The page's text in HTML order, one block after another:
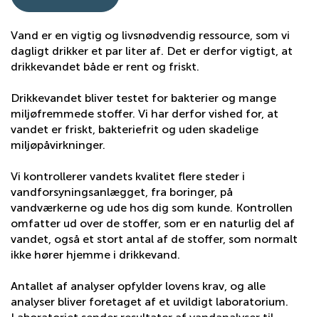
Vand er en vigtig og livsnødvendig ressource, som vi
dagligt drikker et par liter af. Det er derfor vigtigt, at
drikkevandet både er rent og friskt.
Drikkevandet bliver testet for bakterier og mange
miljøfremmede stoffer. Vi har derfor vished for, at
vandet er friskt, bakteriefrit og uden skadelige
miljøpåvirkninger.
Vi kontrollerer vandets kvalitet flere steder i
vandforsyningsanlægget, fra boringer, på
vandværkerne og ude hos dig som kunde. Kontrollen
omfatter ud over de stoffer, som er en naturlig del af
vandet, også et stort antal af de stoffer, som normalt
ikke hører hjemme i drikkevand.
Antallet af analyser opfylder lovens krav, og alle
analyser bliver foretaget af et uvildigt laboratorium.